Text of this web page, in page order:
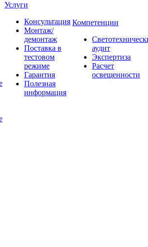
Услуги
Консультация
Монтаж/
демонтаж
Поставка в
тестовом
режиме
Гарантия
Полезная
информация
Компетенции
аудит
Экспертиза
Расчет
освещенности